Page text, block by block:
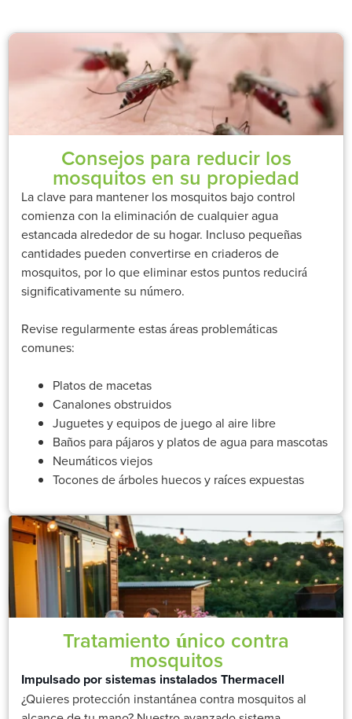
Consejos para reducir los
mosquitos en su propiedad
La clave para mantener los mosquitos bajo control
comienza con la eliminación de cualquier agua
estancada alrededor de su hogar. Incluso pequeñas
cantidades pueden convertirse en criaderos de
mosquitos, por lo que eliminar estos puntos reducirá
significativamente su número.
Revise regularmente estas áreas problemáticas
comunes:
Platos de macetas
Canalones obstruidos
Juguetes y equipos de juego al aire libre
Baños para pájaros y platos de agua para mascotas
Neumáticos viejos
Tocones de árboles huecos y raíces expuestas
Tratamiento único contra
mosquitos
Impulsado por sistemas instalados Thermacell
¿Quieres protección instantánea contra mosquitos al